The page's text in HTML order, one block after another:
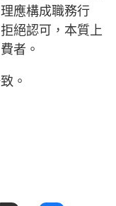
應構成職務行
絕認可，本質上
者。
。